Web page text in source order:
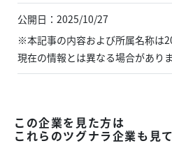
公開日：2025/10/27
※本記事の内容および所属名称は
現在の情報とは異なる場合がありま
この企業を見た方は
これらのツグナラ企業も見